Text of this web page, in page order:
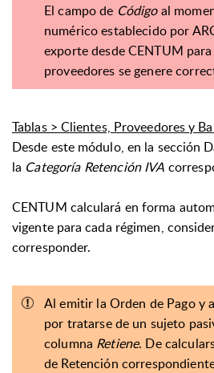
El campo de Códigoal
numérico establecido por
exporte desde CENTUM
proveedores se genere
Tablas > Clientes, Proveedores y
Desde este módulo, en la sección
la Categoría Retención IVA
CENTUM calculará en forma
vigente para cada régimen,
corresponder.
Al emitir la Orden de Pago y
por tratarse de un sujeto
columna Retiene. De
de Retención